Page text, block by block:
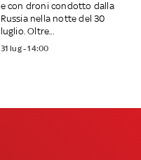
e con droni condotto dalla
Russia nella notte del 30
luglio. Oltre...
31 lug - 14:00